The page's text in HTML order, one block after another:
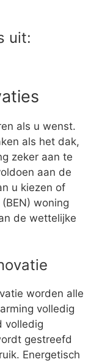
uit:
als u wenst.
als het dak,
zeker aan te
aan de
u kiezen of
woning
de wettelijke
worden alle
volledig
volledig
gestreefd
Energetisch